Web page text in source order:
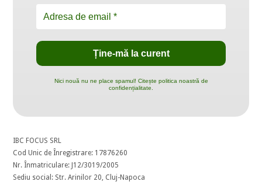
Nici nouă nu ne place spamul! Citește politica noastră de
confidențialitate.
IBC FOCUS SRL
Cod Unic de Înregistrare: 17876260
Nr. Înmatriculare: J12/3019/2005
Sediu social: Str. Arinilor 20, Cluj-Napoca